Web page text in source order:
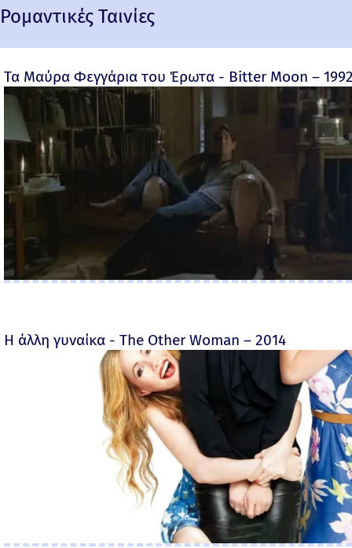
Ρομαντικές Ταινίες
Τα Μαύρα Φεγγάρια του Έρωτα - Bitter Moon –
Η άλλη γυναίκα - The Other Woman – 2014